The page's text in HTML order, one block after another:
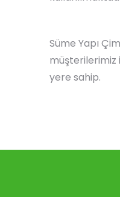
Süme Yapı
müşterilerimiz
yere sahip.